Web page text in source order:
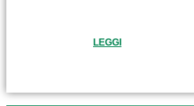
LEGGI